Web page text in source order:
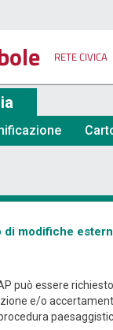
RETE CIVICA
di modifiche
può essere
e/o